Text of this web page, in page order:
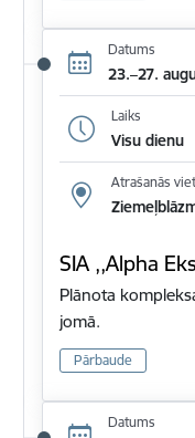
Datums
23.–27.
Laiks
Visu dienu
Atrašanās
SIA ,,Alpha
Plānota
jomā.
Pārbaude
Datums